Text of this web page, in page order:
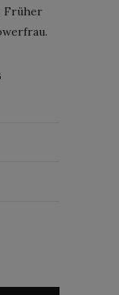
Früher